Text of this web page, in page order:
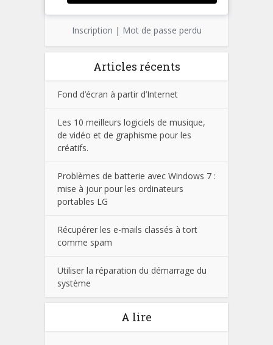
Inscription | Mot de passe perdu
Articles récents
Fond d’écran à partir d’Internet
Les 10 meilleurs logiciels de musique,
de vidéo et de graphisme pour les
créatifs.
Problèmes de batterie avec Windows 7 :
mise à jour pour les ordinateurs
portables LG
Récupérer les e-mails classés à tort
comme spam
Utiliser la réparation du démarrage du
système
A lire